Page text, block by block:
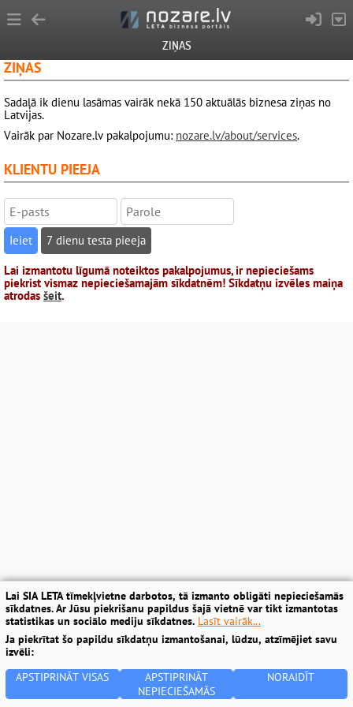
ZIŅAS
ZIŅAS
Sadaļā ik dienu lasāmas vairāk nekā 150 aktuālās biznesa ziņas no
Latvijas.
Vairāk par Nozare.lv pakalpojumu: nozare.lv/about/services.
KLIENTU PIEEJA
7 dienu testa pieeja
Lai izmantotu līgumā noteiktos pakalpojumus, ir nepieciešams
piekrist vismaz nepieciešamajām sīkdatnēm! Sīkdatņu izvēles maiņa
atrodas šeit.
Lai SIA LETA tīmekļvietne darbotos, tā izmanto obligāti nepieciešamās
sīkdatnes. Ar Jūsu piekrišanu papildus šajā vietnē var tikt izmantotas
statistikas un sociālo mediju sīkdatnes. Lasīt vairāk...
Ja piekrītat šo papildu sīkdatņu izmantošanai, lūdzu, atzīmējiet savu
izvēli:
APSTIPRINĀT VISAS
APSTIPRINĀT
NEPIECIEŠAMĀS
NORAIDĪT